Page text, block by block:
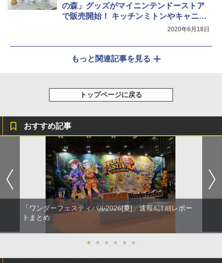
の森」グッズがマイニンテンドーストア
で販売開始！ キッチンミトンやキャニス
2020年6月18日
もっと関連記事を見る
トップページに戻る
おすすめ記事
「ワンダーフェスティバル2026[夏]」速報&詳細レポー
トまとめ
● ● ● ● ● ●